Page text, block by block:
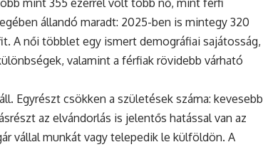
mint 355 ezerrel volt több nő, mint férfi
állandó maradt: 2025-ben is mintegy 320
A női többlet egy ismert demográfiai sajátosság,
valamint a férfiak rövidebb várható
Egyrészt csökken a születések száma: kevesebb
az elvándorlás is jelentős hatással van az
vállal munkát vagy telepedik le külföldön. A